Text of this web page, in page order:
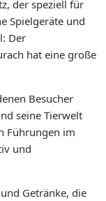
der speziell für
Spielgeräte und
Der
hat eine große
Besucher
seine Tierwelt
Führungen im
und
Getränke, die